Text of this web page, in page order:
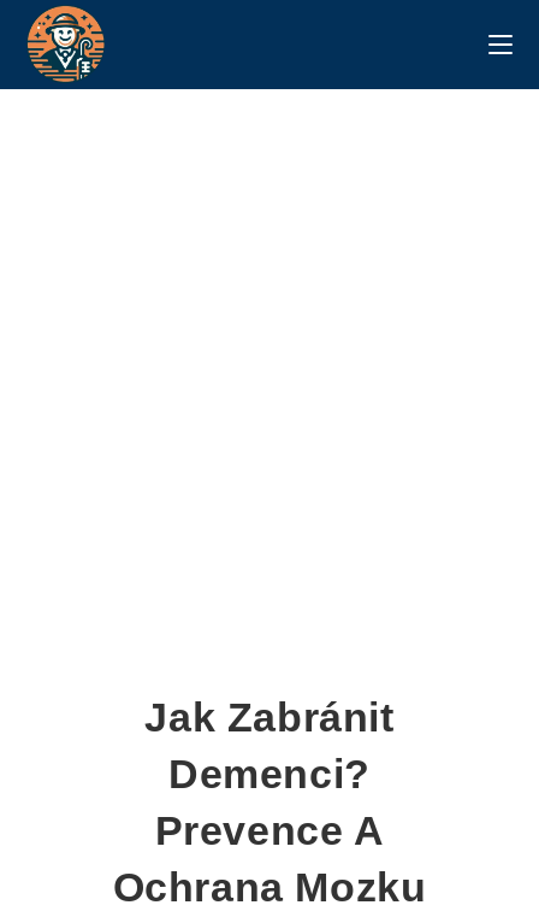
Jak Zabránit
Demenci?
Prevence A
Ochrana Mozku